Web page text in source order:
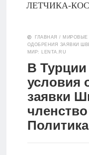
ЛЕТЧИКА-
Тренеры
Документы
Контакты
Новости
Родителям
ГЛАВНАЯ / МИРОВЫЕ
ОДОБРЕНИЯ ЗАЯВКИ
МИР: LENTA.RU
В Турции
условия
заявки